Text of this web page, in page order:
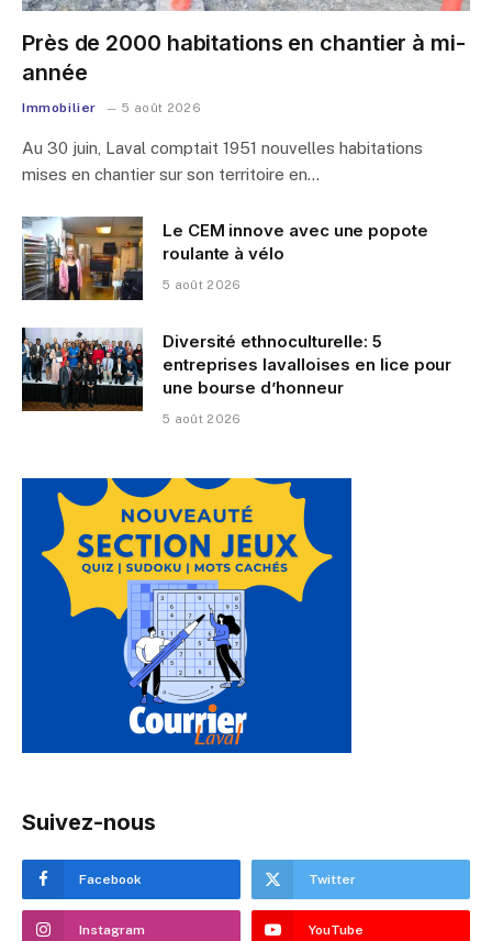
Près de 2000 habitations en chantier à mi-
année
Immobilier 5 août 2026
Au 30 juin, Laval comptait 1951 nouvelles habitations
mises en chantier sur son territoire en…
Le CEM innove avec une popote
roulante à vélo
5 août 2026
Diversité ethnoculturelle: 5
entreprises lavalloises en lice pour
une bourse d’honneur
5 août 2026
Suivez-nous
Facebook Twitter
Instagram YouTube